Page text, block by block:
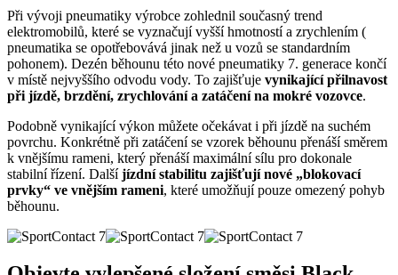
Při vývoji pneumatiky výrobce zohlednil současný trend
elektromobilů, které se vyznačují vyšší hmotností a zrychlením (
pneumatika se opotřebovává jinak než u vozů se standardním
pohonem). Dezén běhounu této nové pneumatiky 7. generace končí
v místě nejvyššího odvodu vody. To zajišťuje vynikající přilnavost
při jízdě, brzdění, zrychlování a zatáčení na mokré vozovce.
Podobně vynikající výkon můžete očekávat i při jízdě na suchém
povrchu. Konkrétně při zatáčení se vzorek běhounu přenáší směrem
k vnějšímu rameni, který přenáší maximální sílu pro dokonale
stabilní řízení. Dalšíjízdní stabilitu zajišťují nové „blokovací
prvky“ ve vnějším rameni, které umožňují pouze omezený pohyb
běhounu.